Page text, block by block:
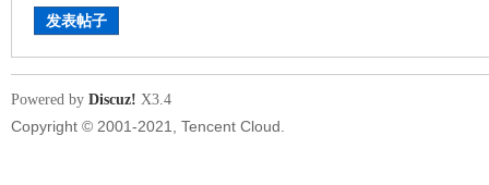
发表帖子
Powered by Discuz! X3.4
Copyright © 2001-2021, Tencent Cloud.